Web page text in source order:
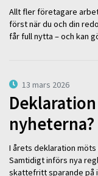
Allt fler företagare
först när du och din
får full nytta – och kan
13 mars 2026
nyheterna?
I årets deklaration
Samtidigt införs nya
skattefritt sparande